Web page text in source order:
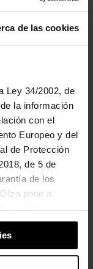
de las cookies
Ley 34/2002, de
la información
con el
Europeo y del
de Protección
de 5 de
de los
pone a
recogida y
que